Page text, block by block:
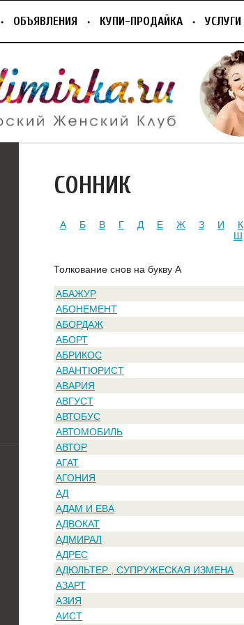
ОБЪЯВЛЕНИЯ КУПИ-ПРОДАЙКА УСЛУГИ
СОННИК
А Б В Г Д Е Ж З И К
Ш
Толкование снов на букву А
АБАЖУР
АБОНЕМЕНТ
АБОРДАЖ
АБОРТ
АБРИКОС
АВАНТЮРИСТ
АВАРИЯ
АВГУСТ
АВТОБУС
АВТОМОБИЛЬ
АВТОР
АГАТ
АГОНИЯ
АД
АДАМ И ЕВА
АДВОКАТ
АДМИРАЛ
АДРЕС
АДЮЛЬТЕР , СУПРУЖЕСКАЯ ИЗМЕНА
АЗАРТ
АЗИЯ
АИСТ